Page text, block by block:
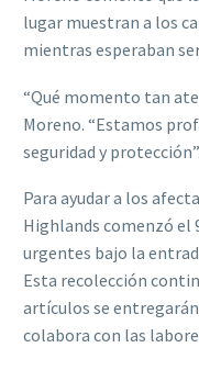
lugar muestran a los
mientras esperaban
“Qué momento tan
Moreno. “Estamos
seguridad y protección”.
Para ayudar a los
Highlands comenzó el
urgentes bajo la
Esta recolección
artículos se
colabora con las